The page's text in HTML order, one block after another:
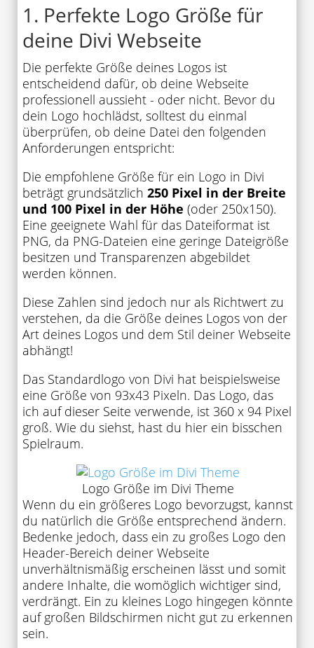
1. Perfekte Logo Größe für
deine Divi Webseite
Die perfekte Größe deines Logos ist
entscheidend dafür, ob deine Webseite
professionell aussieht - oder nicht. Bevor du
dein Logo hochlädst, solltest du einmal
überprüfen, ob deine Datei den folgenden
Anforderungen entspricht:
Die empfohlene Größe für ein Logo in Divi
beträgt grundsätzlich 250 Pixel in der Breite
und 100 Pixel in der Höhe (oder 250x150).
Eine geeignete Wahl für das Dateiformat ist
PNG, da PNG-Dateien eine geringe Dateigröße
besitzen und Transparenzen abgebildet
werden können.
Diese Zahlen sind jedoch nur als Richtwert zu
verstehen, da die Größe deines Logos von der
Art deines Logos und dem Stil deiner Webseite
abhängt!
Das Standardlogo von Divi hat beispielsweise
eine Größe von 93x43 Pixeln. Das Logo, das
ich auf dieser Seite verwende, ist 360 x 94 Pixel
groß. Wie du siehst, hast du hier ein bisschen
Spielraum.
Logo Größe im Divi Theme
Wenn du ein größeres Logo bevorzugst, kannst
du natürlich die Größe entsprechend ändern.
Bedenke jedoch, dass ein zu großes Logo den
Header-Bereich deiner Webseite
unverhältnismäßig erscheinen lässt und somit
andere Inhalte, die womöglich wichtiger sind,
verdrängt. Ein zu kleines Logo hingegen könnte
auf großen Bildschirmen nicht gut zu erkennen
sein.